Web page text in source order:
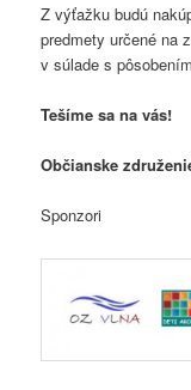
Z výťažku budú
predmety určené na
v súlade s
Tešíme sa na
Občianske
Sponzori